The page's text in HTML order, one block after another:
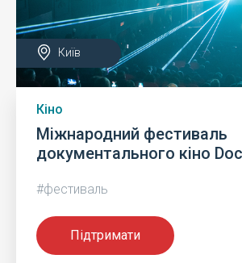
Київ
Кіно
Міжнародний фестиваль
документального кіно
#фестиваль
Підтримати